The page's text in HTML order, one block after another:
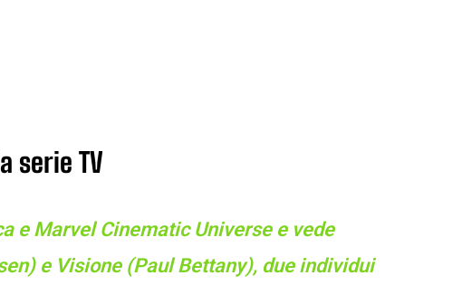
serie TV
e Marvel Cinematic Universe e vede
e Visione (Paul Bettany), due individui